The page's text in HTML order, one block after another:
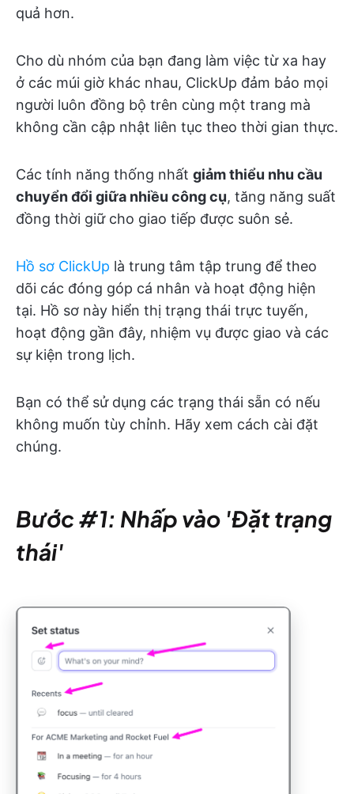
quả hơn.
Cho dù nhóm của bạn đang làm việc từ xa hay
ở các múi giờ khác nhau, ClickUp đảm bảo mọi
người luôn đồng bộ trên cùng một trang mà
không cần cập nhật liên tục theo thời gian thực.
Các tính năng thống nhất giảm thiểu nhu cầu
chuyển đổi giữa nhiều công cụ, tăng năng suất
đồng thời giữ cho giao tiếp được suôn sẻ.
Hồ sơ ClickUp là trung tâm tập trung để theo
dõi các đóng góp cá nhân và hoạt động hiện
tại. Hồ sơ này hiển thị trạng thái trực tuyến,
hoạt động gần đây, nhiệm vụ được giao và các
sự kiện trong lịch.
Bạn có thể sử dụng các trạng thái sẵn có nếu
không muốn tùy chỉnh. Hãy xem cách cài đặt
chúng.
Bước #1: Nhấp vào 'Đặt trạng
thái'